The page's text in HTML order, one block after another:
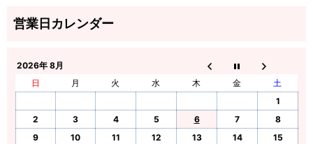
2026年 8月
日
月 火 水 木 金
土
1
2
3 4 5 6 7
8
9
10 11 12 13 14
15